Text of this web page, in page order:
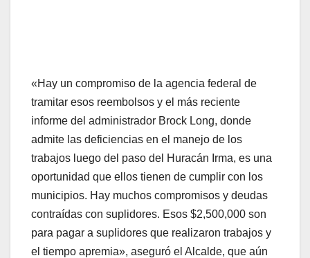
«Hay un compromiso de la agencia federal de
tramitar esos reembolsos y el más reciente
informe del administrador Brock Long, donde
admite las deficiencias en el manejo de los
trabajos luego del paso del Huracán Irma, es una
oportunidad que ellos tienen de cumplir con los
municipios. Hay muchos compromisos y deudas
contraídas con suplidores. Esos $2,500,000 son
para pagar a suplidores que realizaron trabajos y
el tiempo apremia», aseguró el Alcalde, que aún